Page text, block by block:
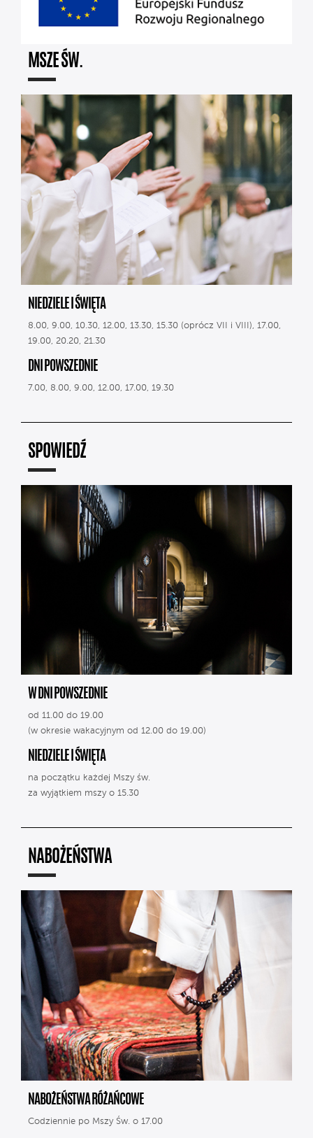
MSZE ŚW.
NIEDZIELE I ŚWIĘTA
8.00, 9.00, 10.30, 12.00, 13.30, 15.30 (oprócz VII i VIII), 17.00,
19.00, 20.20, 21.30
DNI POWSZEDNIE
7.00, 8.00, 9.00, 12.00, 17.00, 19.30
SPOWIEDŹ
W DNI POWSZEDNIE
od 11.00 do 19.00
(w okresie wakacyjnym od 12.00 do 19.00)
NIEDZIELE I ŚWIĘTA
na początku każdej Mszy św.
za wyjątkiem mszy o 15.30
NABOŻEŃSTWA
NABOŻEŃSTWA RÓŻAŃCOWE
Codziennie po Mszy Św. o 17.00